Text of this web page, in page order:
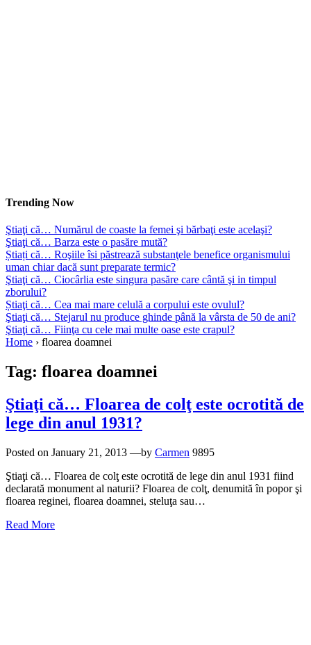
Trending Now
Ştiaţi că… Numărul de coaste la femei şi bărbaţi este acelaşi?
Ştiaţi că… Barza este o pasăre mută?
Știați că… Roşiile îsi păstrează substanţele benefice organismului
uman chiar dacă sunt preparate termic?
Ştiaţi că… Ciocârlia este singura pasăre care cântă şi in timpul
zborului?
Știaţi că… Cea mai mare celulă a corpului este ovulul?
Ştiaţi că… Stejarul nu produce ghinde până la vârsta de 50 de ani?
Ştiaţi că… Fiinţa cu cele mai multe oase este crapul?
Home › floarea doamnei
Tag: floarea doamnei
Ştiaţi că… Floarea de colţ este ocrotită de
lege din anul 1931?
Posted on January 21, 2013 —by Carmen 9895
Ştiaţi că… Floarea de colţ este ocrotită de lege din anul 1931 fiind
declarată monument al naturii? Floarea de colţ, denumită în popor şi
floarea reginei, floarea doamnei, steluţa sau…
Read More